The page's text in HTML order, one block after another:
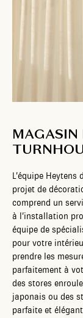
MAGASIN
L’équipe
projet de
comprend un
à l’installation
équipe de
pour votre
prendre les
parfaitement à
des stores
japonais ou des
parfaite et